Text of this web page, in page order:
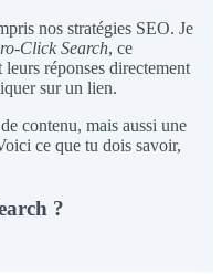
nos stratégies SEO. Je
Click Search, ce
réponses directement
sur un lien.
contenu, mais aussi une
ce que tu dois savoir,
?